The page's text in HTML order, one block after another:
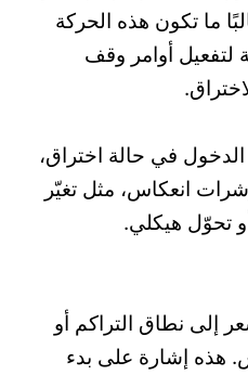
ما تكون هذه الحركة
أوامر وقف
في حالة اختراق،
انعكاس، مثل تغيّر
إلى نطاق التراكم أو
هذه إشارة على بدء